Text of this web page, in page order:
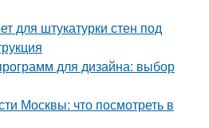
для штукатурки стен под
для дизайна: выбор
Москвы: что посмотреть в